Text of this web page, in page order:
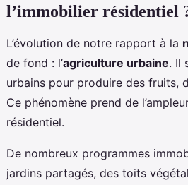
l’immobilier résidentiel
L’évolution de notre rapport à la
de fond : l’agriculture urbaine. Il
urbains pour produire des fruits,
Ce phénomène prend de
résidentiel.
De nombreux programmes
jardins partagés, des toits